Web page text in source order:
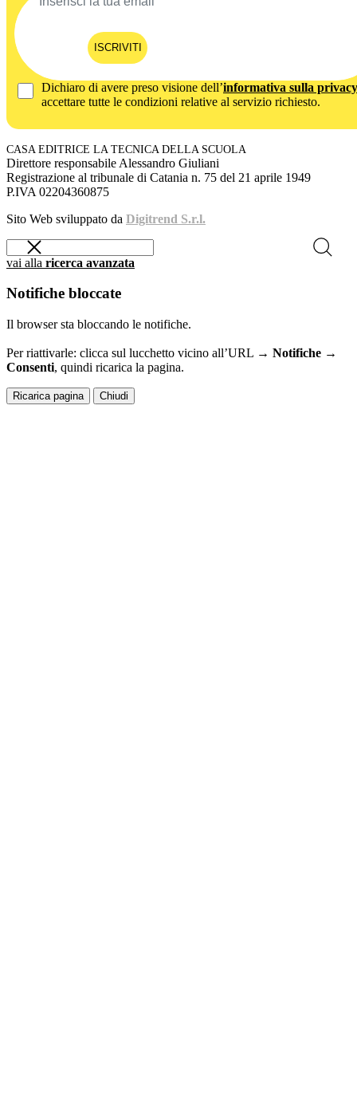
ISCRIVITI
Dichiaro di avere preso visione dell’informativa sulla privacy
accettare tutte le condizioni relative al servizio richiesto.
CASA EDITRICE LA TECNICA DELLA SCUOLA
Direttore responsabile Alessandro Giuliani
Registrazione al tribunale di Catania n. 75 del 21 aprile 1949
P.IVA 02204360875
Sito Web sviluppato da Digitrend S.r.l.
vai alla ricerca avanzata
Notifiche bloccate
Il browser sta bloccando le notifiche.
Per riattivarle: clicca sul lucchetto vicino all’URL → Notifiche →
Consenti, quindi ricarica la pagina.
Ricarica pagina Chiudi